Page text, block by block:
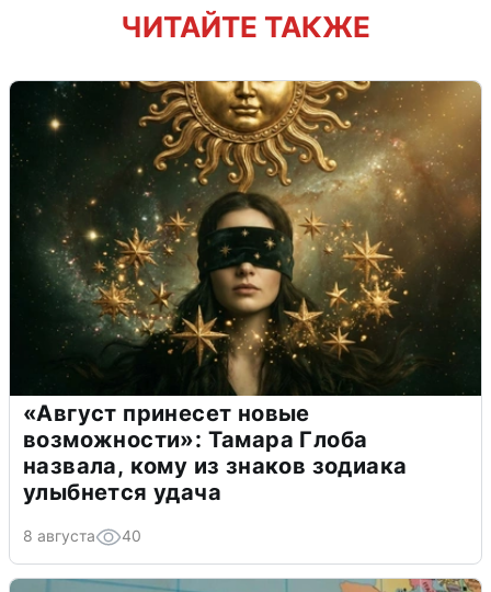
ЧИТАЙТЕ ТАКЖЕ
«Август принесет новые
возможности»: Тамара Глоба
назвала, кому из знаков зодиака
улыбнется удача
8 августа 40